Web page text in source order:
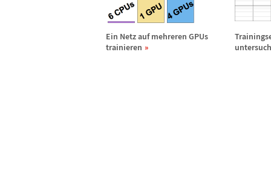
Ein Netz auf mehreren GPUs
trainieren